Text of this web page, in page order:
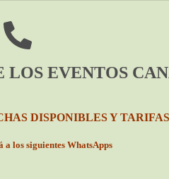
EVENTOS
DISPONIBLES Y
los siguientes WhatsApps